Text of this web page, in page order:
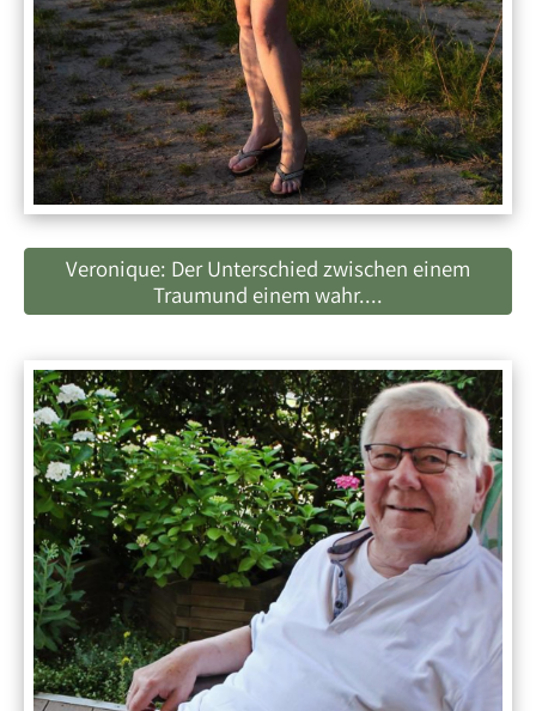
Veronique: Der Unterschied zwischen einem
Traumund einem wahr....